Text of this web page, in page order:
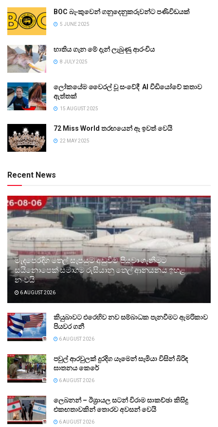
BOC බැංකුවෙන් ගනුදෙනුකරුවන්ට පණිවිඩයක්
5 JUNE 2025
භාතිය ගැන මේ දැන් ලැබුණු ආරංචිය
8 JULY 2025
ලෝකයේම වෛරල් වූ සංවේදී AI වීඩියෝවේ කතාව
ඇත්තක්
15 AUGUST 2025
72 Miss World තරඟයෙන් ඈ ඉවත් වෙයි
22 MAY 2025
Recent News
මැදපෙරදිග තෙල් සැපයුම අඩුවීම පියවා ගැනීමට
සයිනොපෙක් සමාගම රුසියානු තෙල් ආනයනය ඉහළ
නංවයි
6 AUGUST 2026
කියුබාවට එරෙහිව නව සම්බාධක පැනවීමට ඇමරිකාව
පියවර ගනී
6 AUGUST 2026
පවුල් ආරවුලක් දුරදිග යෑමෙන් සැමියා විසින් බිරිඳ
ඝාතනය කෙරේ
6 AUGUST 2026
ලෙබනන් – ඊශ්‍රායල සටන් විරාම සාකච්ඡා කිසිදු
එකඟතාවකින් තොරව අවසන් වෙයි
6 AUGUST 2026